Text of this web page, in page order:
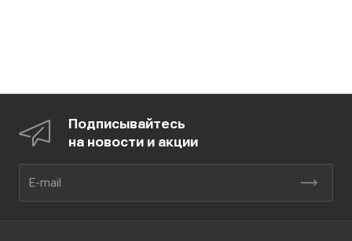
Подписывайтесь
на новости и акции